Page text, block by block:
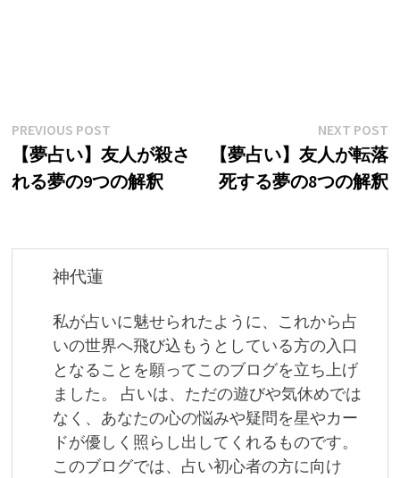
投
稿
ナ
PREVIOUS POSTPrevious
post:
【夢占い】友人が殺さ
れる夢の9つの解釈
NEXT POST
【夢占い】友人が転落
死する夢の8つの解釈
神代蓮
私が占いに魅せられたように、これから占
いの世界へ飛び込もうとしている方の入口
となることを願ってこのブログを立ち上げ
ました。 占いは、ただの遊びや気休めでは
なく、あなたの心の悩みや疑問を星やカー
ドが優しく照らし出してくれるものです。
このブログでは、占い初心者の方に向け